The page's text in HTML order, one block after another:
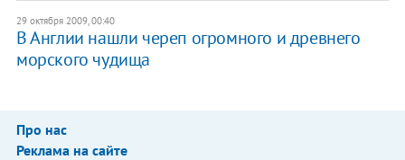
29 октября 2009, 00:40
В Англии нашли череп огромного и древнего
морского чудища
Про нас
Реклама на сайте